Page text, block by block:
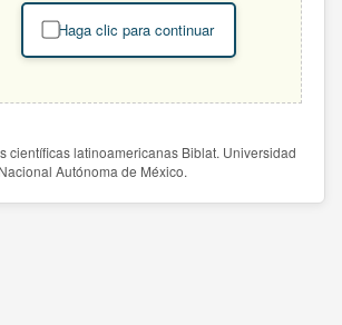
Haga clic para continuar
científicas latinoamericanas Biblat. Universidad
Nacional Autónoma de México.